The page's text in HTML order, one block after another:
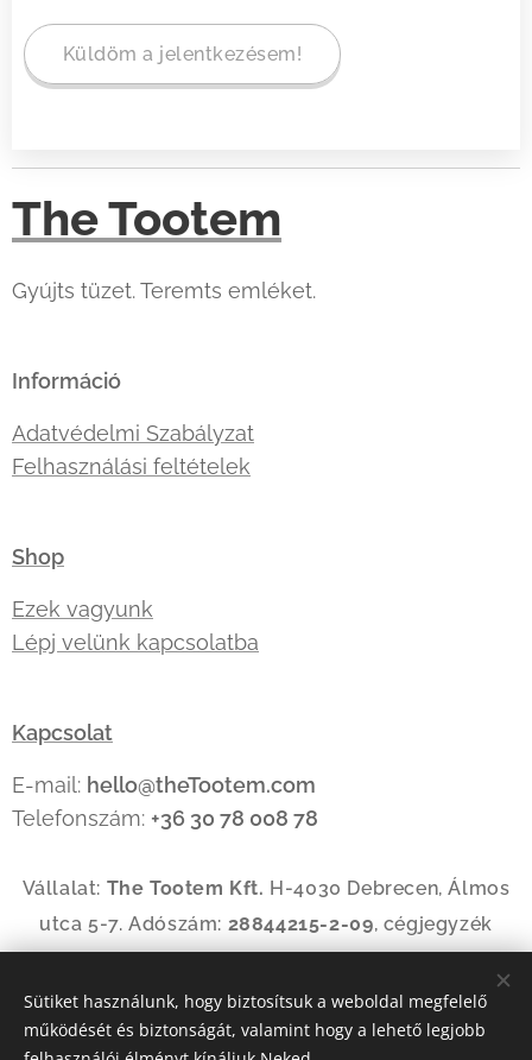
Küldöm a jelentkezésem!
The Tootem
Gyújts tüzet. Teremts emléket.
Információ
Adatvédelmi Szabályzat
Felhasználási feltételek
Shop
Ezek vagyunk
Lépj velünk kapcsolatba
Kapcsolat
E-mail: hello@theTootem.com
Telefonszám: +36 30 78 008 78
Vállalat: The Tootem Kft. H-4030 Debrecen, Álmos
utca 5-7. Adószám: 28844215-2-09, cégjegyzék
szám:09-09-035144
Az oldalt aWebnodeműködteti Sütik
Sütiket használunk, hogy biztosítsuk a weboldal megfelelő
működését és biztonságát, valamint hogy a lehető legjobb